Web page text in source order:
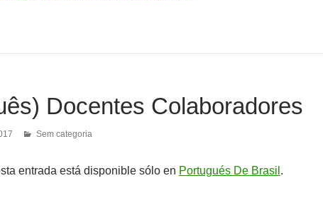
Docentes Colaboradores
Sem categoria
entrada está disponible sólo en Portugués De Brasil .